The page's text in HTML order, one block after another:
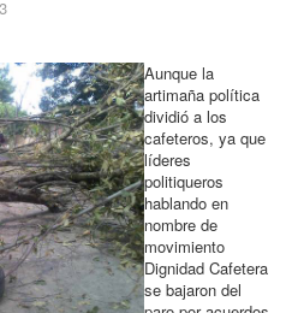
Aunque la
artimaña política
dividió a los
cafeteros, ya que
líderes
politiqueros
hablando en
nombre de
movimiento
Dignidad Cafetera
se bajaron del